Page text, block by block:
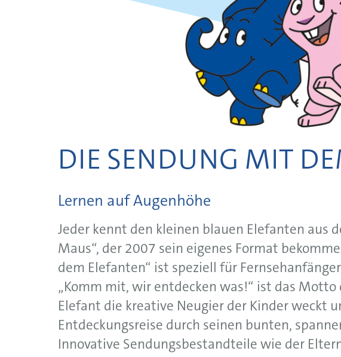
DIE SENDUNG MIT
Lernen auf Augenhöhe
Jeder kennt den kleinen blauen Elefanten aus
Maus“, der 2007 sein eigenes Format
dem Elefanten“ ist speziell für
„Komm mit, wir entdecken was!“ ist das Motto
Elefant die kreative Neugier der Kinder weckt
Entdeckungsreise durch seinen bunten,
Innovative Sendungsbestandteile wie der